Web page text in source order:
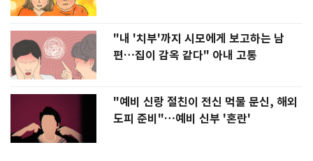
"내 '치부'까지 시모에게 보고하는 남
편…집이 감옥 같다" 아내 고통
"예비 신랑 절친이 전신 먹물 문신, 해외
도피 준비"…예비 신부 '혼란'